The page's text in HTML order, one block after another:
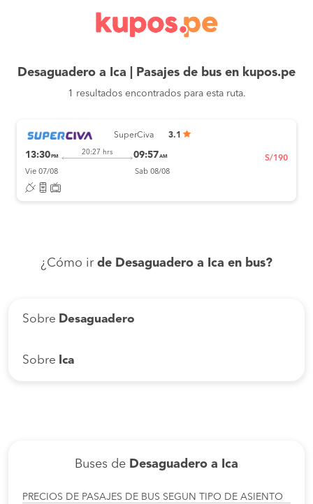
Desaguadero a Ica | Pasajes de bus en kupos.pe
1 resultados encontrados para esta ruta.
SuperCiva 3.1
13:30 PM
20:27 hrs 09:57AM
Vie 07/08 Sab 08/08
S/190
¿Cómo ir de Desaguadero a Ica en bus?
Sobre Desaguadero
Sobre Ica
Buses de Desaguadero a Ica
PRECIOS DE PASAJES DE BUS SEGUN TIPO DE ASIENTO